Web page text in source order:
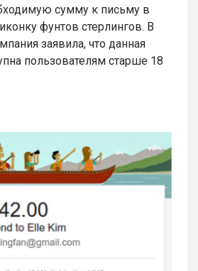
сумму к письму в
фунтов стерлингов. В
заявила, что данная
пользователям старше 18